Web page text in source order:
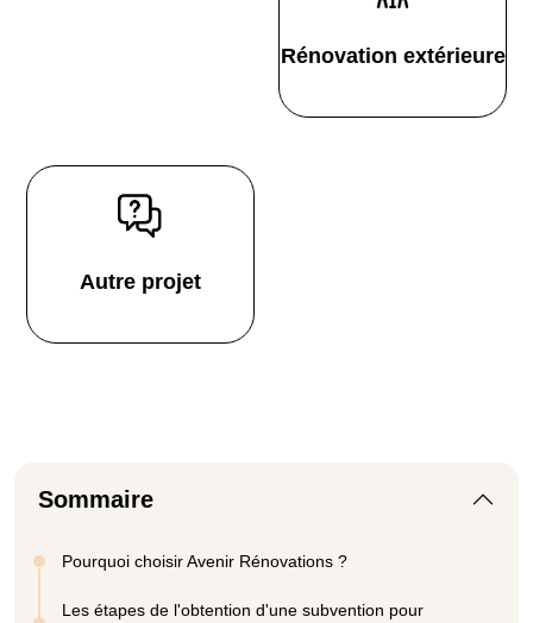
Rénovation extérieure
Autre projet
Sommaire
Pourquoi choisir Avenir Rénovations ?
Les étapes de l'obtention d'une subvention pour